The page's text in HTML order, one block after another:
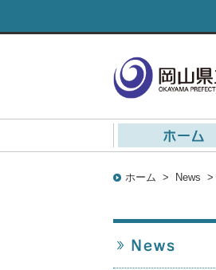
ホーム > News >